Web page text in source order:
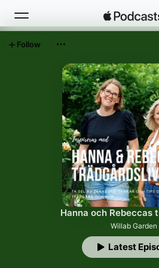
Top Charts
Hanna och Rebeccas
Willab Garden
Latest
Follow